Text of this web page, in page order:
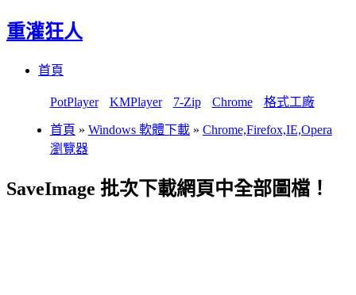
重灌狂人
首頁
PotPlayer KMPlayer 7-Zip Chrome 格式工廠
首頁 » Windows 軟體下載 » Chrome,Firefox,IE,Opera
瀏覽器
SaveImage 批次下載網頁中全部圖檔！